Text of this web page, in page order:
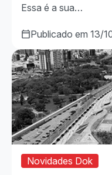
Essa é a sua…
Publicado em 13/
Novidades Dok